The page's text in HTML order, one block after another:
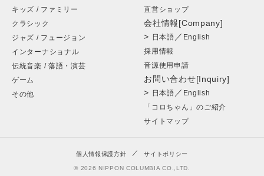
キッズ / ファミリー
クラシック
ジャズ / フュージョン
インターナショナル
伝統音楽 / 落語・演芸
ゲーム
その他
直営ショップ
会社情報[Company]
> 日本語 ／ English
採用情報
音源使用申請
お問い合わせ[Inquiry]
> 日本語 ／ English
「コロちゃん」のご紹介
サイトマップ
個人情報保護方針 サイトポリシー
© 2026 NIPPON COLUMBIA CO.,LTD.